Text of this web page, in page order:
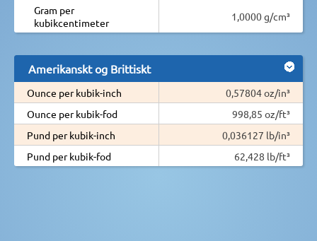
Gram per
kubikcentimeter
1,0000 g/cm³
Amerikanskt og Brittiskt
Ounce per kubik-inch
0,57804 oz/in³
Ounce per kubik-fod
998,85 oz/ft³
Pund per kubik-inch
0,036127 lb/in³
Pund per kubik-fod
62,428 lb/ft³